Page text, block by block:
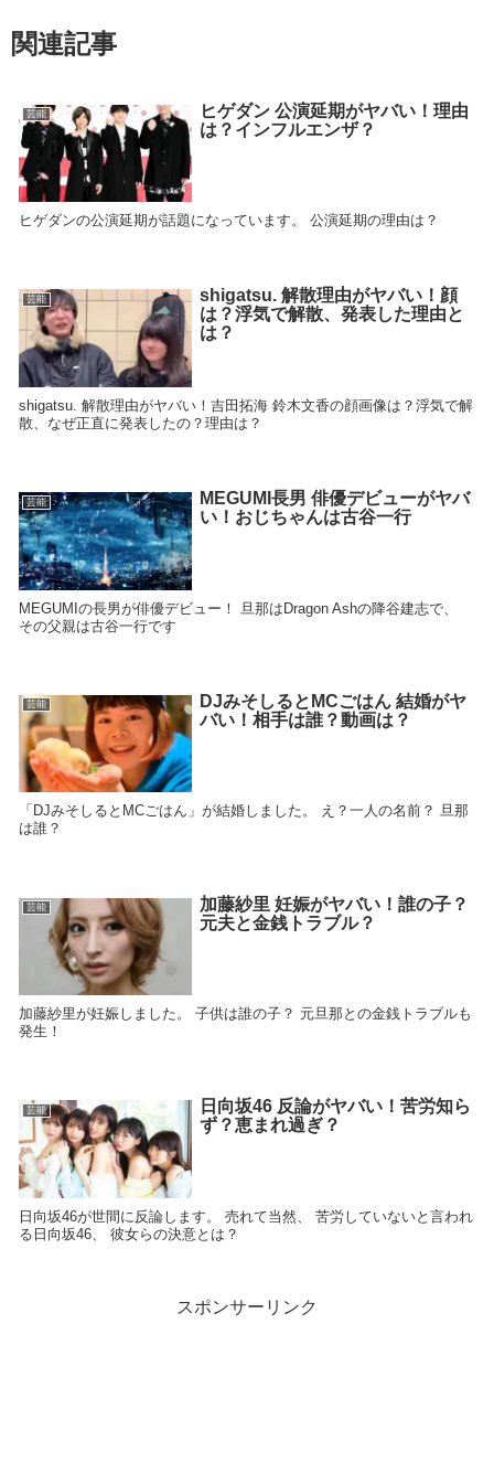
関連記事
芸能
ヒゲダン 公演延期がヤバい！理由
は？インフルエンザ？
ヒゲダンの公演延期が話題になっています。 公演延期の理由は？
芸能
shigatsu. 解散理由がヤバい！顔
は？浮気で解散、発表した理由と
は？
shigatsu. 解散理由がヤバい！吉田拓海 鈴木文香の顔画像は？浮気で解
散、なぜ正直に発表したの？理由は？
芸能
MEGUMI長男 俳優デビューがヤバ
い！おじちゃんは古谷一行
MEGUMIの長男が俳優デビュー！ 旦那はDragon Ashの降谷建志で、
その父親は古谷一行です
芸能
DJみそしるとMCごはん 結婚がヤ
バい！相手は誰？動画は？
「DJみそしるとMCごはん」が結婚しました。 え？一人の名前？ 旦那
は誰？
芸能
加藤紗里 妊娠がヤバい！誰の子？
元夫と金銭トラブル？
加藤紗里が妊娠しました。 子供は誰の子？ 元旦那との金銭トラブルも
発生！
芸能
日向坂46 反論がヤバい！苦労知ら
ず？恵まれ過ぎ？
日向坂46が世間に反論します。 売れて当然、 苦労していないと言われ
る日向坂46、 彼女らの決意とは？
スポンサーリンク